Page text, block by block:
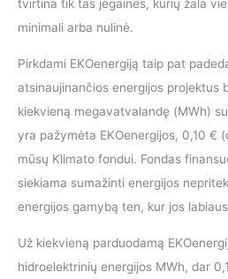
tvirtina tik tas jėgaines, kurių žala
minimali arba nulinė.
Pirkdami EKOenergiją taip pat
atsinaujinančios energijos projektus
kiekvieną megavatvalandę (MWh)
yra pažymėta EKOenergijos, 0,10 €
mūsų Klimato fondui. Fondas
siekiama sumažinti energijos
energijos gamybą ten, kur jos
Už kiekvieną parduodamą
hidroelektrinių energijos MWh, dar